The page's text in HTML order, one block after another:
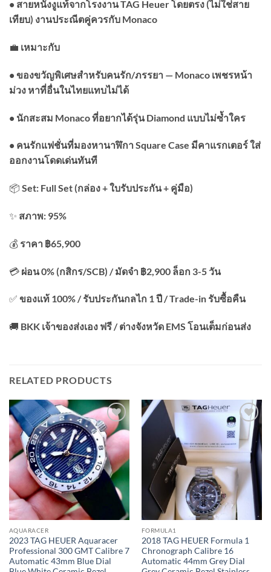
• สายหนังงูแท้จากโรงงาน TAG Heuer โดยตรง (ไม่ใช่สาย
เทียบ) งานประณีตคู่ควรกับ Monaco
💼 เหมาะกับ
• ของขวัญพิเศษสำหรับคนรัก/ภรรยา — Monaco เพชรหน้า
ม่วง หาที่อื่นในไทยแทบไม่ได้
• นักสะสม Monaco ที่อยากได้รุ่น Diamond แบบไม่ซ้ำใคร
• คนรักแฟชั่นที่มองหานาฬิกา Square Case มีคาแรกเตอร์ ใส่
ออกงานโดดเด่นทันที
📦 Set: Full Set (กล่อง + ใบรับประกัน + คู่มือ)
✨ สภาพ: 95%
💰 ราคา ฿65,900
💳 ผ่อน 0% (กสิกร/SCB) / มัดจำ ฿2,900 ล็อก 3-5 วัน
✅ ของแท้ 100% / รับประกันกลไก 1 ปี / Trade-in รับซื้อคืน
🚚 BKK เจ้าของส่งเอง ฟรี / ต่างจังหวัด EMS โอนเต็มก่อนส่ง
RELATED PRODUCTS
Add to
Wishlist
AQUARACER
2023 TAG HEUER Aquaracer
Professional 300 GMT Calibre 7
Automatic 43mm Blue Dial
Add to
Wishlist
FORMULA1
2018 TAG HEUER Formula 1
Chronograph Calibre 16
Automatic 44mm Grey Dial